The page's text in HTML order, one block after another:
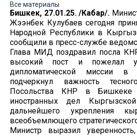
Все материалы
Бишкек, 27.01.25. /Кабар/.
Жээнбек Кулубаев сегодня
Народной Республики в
сообщили в пресс-службе
Глава МИД поздравил посла
высокий пост и пожелал
дипломатической миссии в
подчеркнул важность
Посольства КНР в Бишкеке
иностранных дел
дальнейшего укрепления
всеобъемлющего
Министр выразил